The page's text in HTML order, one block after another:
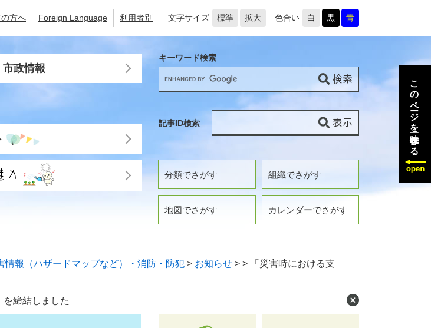
方へ Foreign Language 利用者別 文字サイズ 標準 拡大 色合い 白 黒 青
市政情報
分類でさがす 組織でさがす
地図でさがす カレンダーでさがす
キーワード検索
記事ID検索
情報（ハザードマップなど）・消防・防犯 > お知らせ > >
「災害時における支
を締結しました
このページを一時保存する